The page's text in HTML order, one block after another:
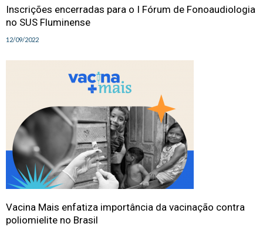
Inscrições encerradas para o I Fórum de Fonoaudiologia
no SUS Fluminense
12/09/2022
Vacina Mais enfatiza importância da vacinação contra
poliomielite no Brasil